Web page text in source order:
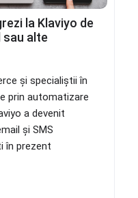
la Klaviyo de
sau alte
și specialiștii în
prin automatizare
a devenit
și SMS
în prezent